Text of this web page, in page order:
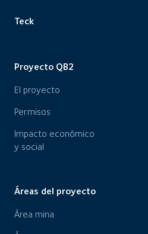
Teck
Proyecto QB2
El proyecto
Permisos
Impacto económico
y social
Áreas del proyecto
Área mina